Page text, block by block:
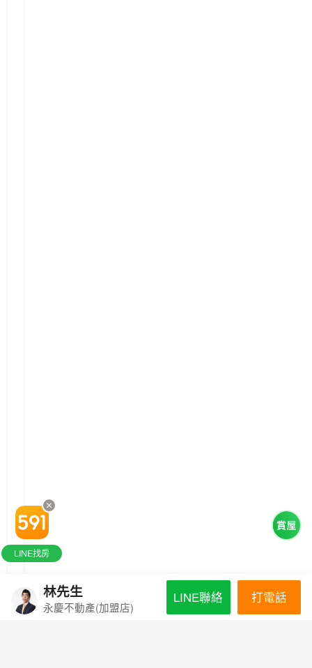
林先生
永慶不動產(加盟店)
LINE聯絡 打電話
LINE找房